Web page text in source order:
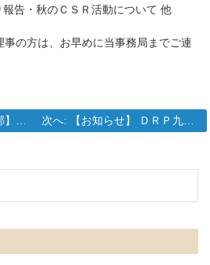
告・秋のＣＳＲ活動について 他
の方は、お早めに当事務局までご連
報告 次へ: 次の投稿:
【お知らせ】 ＤＲＰ九州ブロック「入庫誘導キャンペーン」のご案内